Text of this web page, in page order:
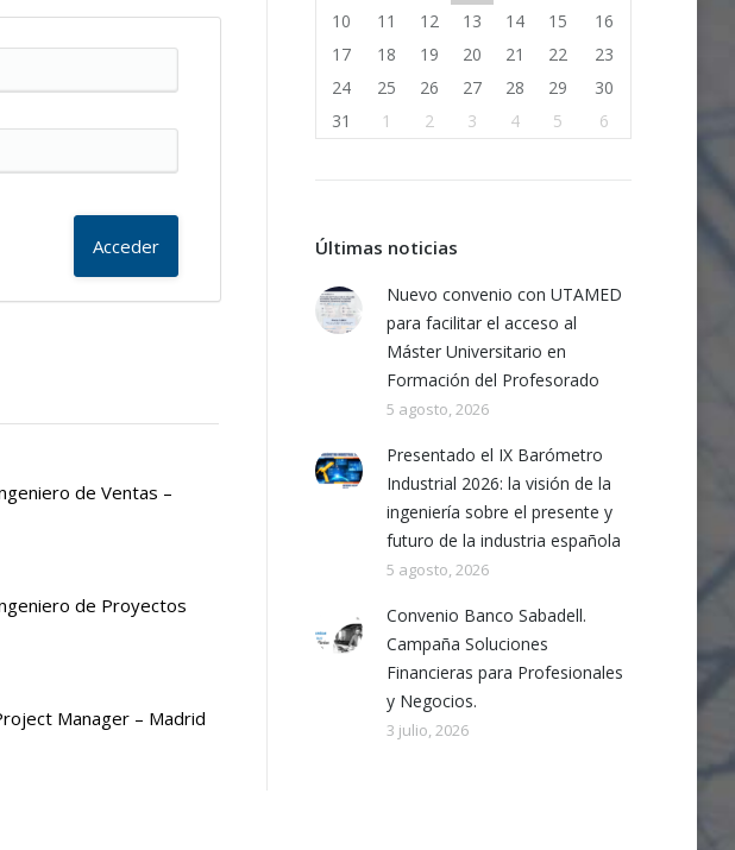
de Ventas –
de Proyectos
Manager – Madrid
10
11 12 13 14 15
16
17
18 19 20 21 22
23
24
25 26 27 28 29
30
31
1 2 3 4 5 6
Últimas noticias
Nuevo convenio con UTAMED
para facilitar el acceso al
Máster Universitario en
Formación del Profesorado
5 agosto, 2026
Presentado el IX Barómetro
Industrial 2026: la visión de la
ingeniería sobre el presente y
futuro de la industria española
5 agosto, 2026
Convenio Banco Sabadell.
Campaña Soluciones
Financieras para Profesionales
y Negocios.
3 julio, 2026